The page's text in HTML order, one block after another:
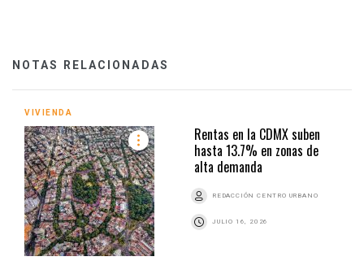
NOTAS RELACIONADAS
VIVIENDA
Rentas en la CDMX suben
hasta 13.7% en zonas de
alta demanda
REDACCIÓN CENTRO URBANO
JULIO 16, 2026